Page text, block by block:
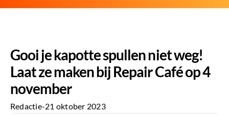
Gooi je kapotte spullen niet weg!
Laat ze maken bij Repair Café op 4
november
Redactie-21 oktober 2023